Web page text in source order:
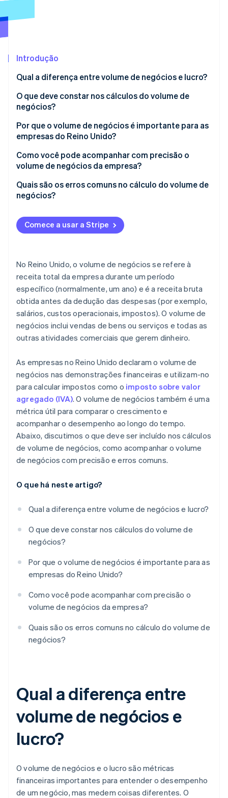
Veja como a Stripe está construindo a infraestrutura
Assista agora
Introdução
Qual a diferença entre volume de negócios e lucro?
Volume de negócios
Lucro
O que deve constar nos cálculos do volume de
negócios?
Receita da venda de bens ou serviços
Comissões ou tarifas
Renda de aluguel (se fizer parte do negócio
Outras receitas operacionais
Por que o volume de negócios é importante para as
empresas do Reino Unido?
Como você pode acompanhar com precisão o
volume de negócios da empresa?
Quais são os erros comuns no cálculo do volume de
negócios?
Comece a usar a Stripe
No Reino Unido, o volume de negócios se refere à
receita total da empresa durante um período
específico (normalmente, um ano) e é a receita bruta
obtida antes da dedução das despesas (por exemplo,
salários, custos operacionais, impostos). O volume de
negócios inclui vendas de bens ou serviços e todas as
outras atividades comerciais que gerem dinheiro.
As empresas no Reino Unido declaram o volume de
negócios nas demonstrações financeiras e utilizam-no
para calcular impostos como o imposto sobre valor
agregado (IVA). O volume de negócios também é uma
métrica útil para comparar o crescimento e
acompanhar o desempenho ao longo do tempo.
Abaixo, discutimos o que deve ser incluído nos cálculos
de volume de negócios, como acompanhar o volume
de negócios com precisão e erros comuns.
O que há neste artigo?
Qual a diferença entre volume de negócios e lucro?
O que deve constar nos cálculos do volume de
negócios?
Por que o volume de negócios é importante para as
empresas do Reino Unido?
Como você pode acompanhar com precisão o
volume de negócios da empresa?
Quais são os erros comuns no cálculo do volume de
negócios?
Qual a diferença entre
volume de negócios e
lucro?
O volume de negócios e o lucro são métricas
financeiras importantes para entender o desempenho
de um negócio, mas medem coisas diferentes. O